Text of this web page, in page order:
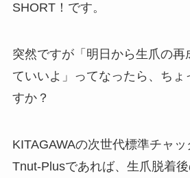
SHORT！です。
突然ですが「明日から生爪の再
ていいよ」ってなったら、ちょ
すか？
KITAGAWAの次世代標準チャッ
Tnut-Plusであれば、生爪脱着